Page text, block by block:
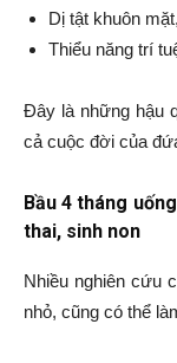
Dị tật khuôn
Thiểu năng trí
Đây là những hậu
cả cuộc đời của
Bầu 4 tháng
thai, sinh non
Nhiều nghiên cứu
nhỏ, cũng có thể